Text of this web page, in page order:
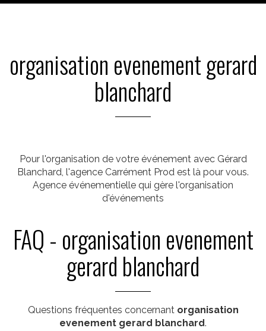
organisation evenement gerard
blanchard
Pour l'organisation de votre événement avec Gérard
Blanchard, l'agence Carrément Prod est là pour vous.
Agence événementielle qui gère l'organisation
d'événements
FAQ - organisation evenement
gerard blanchard
Questions fréquentes concernant organisation
evenement gerard blanchard.